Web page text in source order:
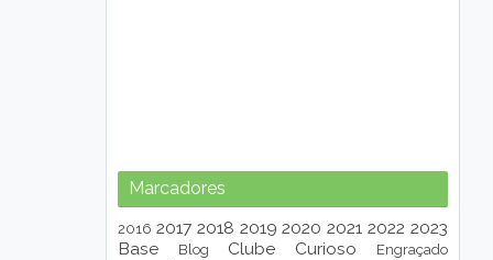
Marcadores
2016 2017 2018 2019 2020 2021 2022 2023
Base
Blog Clube Curioso
Engraçado